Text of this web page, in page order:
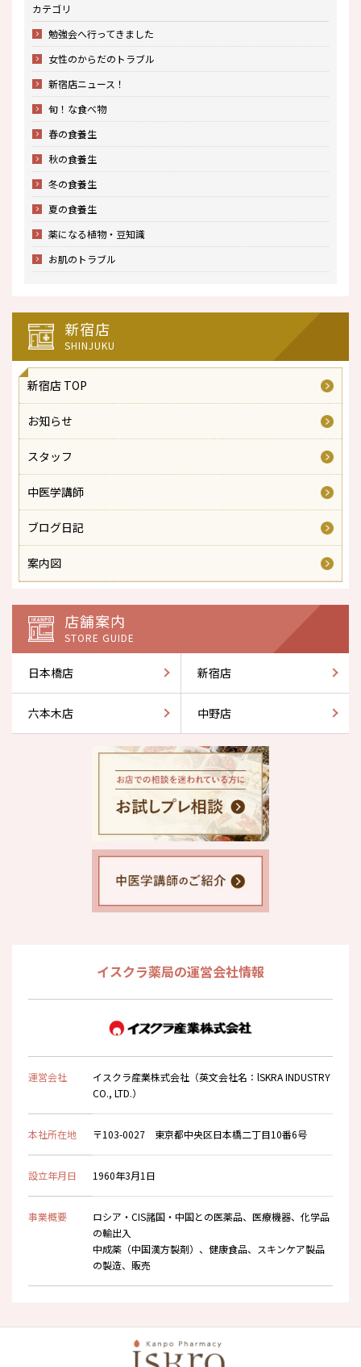
カテゴリ
勉強会へ行ってきました
女性のからだのトラブル
新宿店ニュース！
旬！な食べ物
春の食養生
秋の食養生
冬の食養生
夏の食養生
薬になる植物・豆知識
お肌のトラブル
新宿店
SHINJUKU
新宿店 TOP
お知らせ
スタッフ
中医学講師
ブログ日記
案内図
店舗案内
STORE GUIDE
日本橋店 新宿店
六本木店 中野店
イスクラ薬局の運営会社情報
運営会社
イスクラ産業株式会社（英文会社名：lSKRA INDUSTRY
CO., LTD.）
本社所在地 〒103-0027 東京都中央区日本橋二丁目10番6号
設立年月日 1960年3月1日
事業概要
ロシア・CIS諸国・中国との医薬品、医療機器、化学品
の輸出入
中成薬（中国漢方製剤）、健康食品、スキンケア製品
の製造、販売